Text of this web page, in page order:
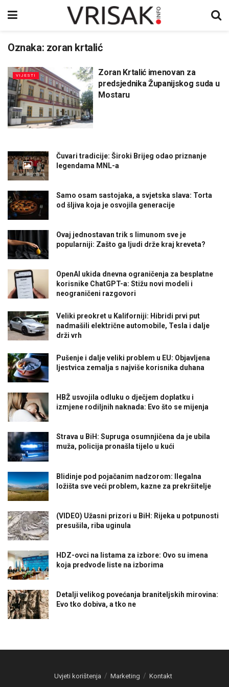
Oznaka: zoran krtalić
VIJESTI
Zoran Krtalić imenovan za
predsjednika Županijskog suda u
Mostaru
Čuvari tradicije: Široki Brijeg odao priznanje
legendama MNL-a
Samo osam sastojaka, a svjetska slava: Torta
od šljiva koja je osvojila generacije
Ovaj jednostavan trik s limunom sve je
popularniji: Zašto ga ljudi drže kraj kreveta?
OpenAI ukida dnevna ograničenja za besplatne
korisnike ChatGPT-a: Stižu novi modeli i
neograničeni razgovori
Veliki preokret u Kaliforniji: Hibridi prvi put
nadmašili električne automobile, Tesla i dalje
drži vrh
Pušenje i dalje veliki problem u EU: Objavljena
ljestvica zemalja s najviše korisnika duhana
HBŽ usvojila odluku o dječjem doplatku i
izmjene rodiljnih naknada: Evo što se mijenja
Strava u BiH: Supruga osumnjičena da je ubila
muža, policija pronašla tijelo u kući
Blidinje pod pojačanim nadzorom: Ilegalna
ložišta sve veći problem, kazne za prekršitelje
(VIDEO) Užasni prizori u BiH: Rijeka u potpunosti
presušila, riba uginula
HDZ-ovci na listama za izbore: Ovo su imena
koja predvode liste na izborima
Detalji velikog povećanja braniteljskih mirovina:
Evo tko dobiva, a tko ne
Uvjeti korištenja Marketing Kontakt